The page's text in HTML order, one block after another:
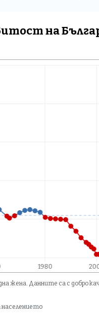
на
жена. Данните са с добро
населението